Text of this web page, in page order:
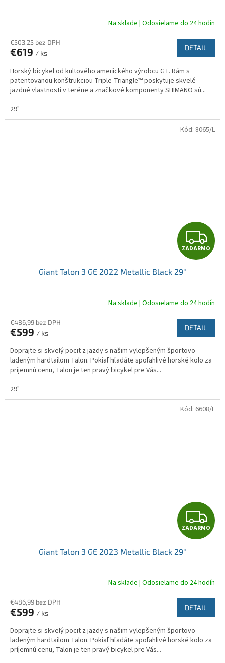
A
R
M
Na sklade | Odosielame do 24 hodín
€503,25 bez DPH
€619 / ks
DETAIL
Horský bicykel od kultového amerického výrobcu GT. Rám s
patentovanou konštrukciou Triple Triangle™ poskytuje skvelé
jazdné vlastnosti v teréne a značkové komponenty SHIMANO sú...
29"
Z
A
A
R
M
O
ZADARMO
Giant Talon 3 GE 2022 Metallic Black 29"
Na sklade | Odosielame do 24 hodín
€486,99 bez DPH
€599 / ks
DETAIL
Doprajte si skvelý pocit z jazdy s našim vylepšeným športovo
ladeným hardtailom Talon. Pokiaľ hľadáte spoľahlivé horské kolo za
príjemnú cenu, Talon je ten pravý bicykel pre Vás...
29"
Kód: 8065/L
Z
A
A
R
M
O
ZADARMO
Giant Talon 3 GE 2023 Metallic Black 29"
Na sklade | Odosielame do 24 hodín
€486,99 bez DPH
€599 / ks
DETAIL
Doprajte si skvelý pocit z jazdy s našim vylepšeným športovo
ladeným hardtailom Talon. Pokiaľ hľadáte spoľahlivé horské kolo za
príjemnú cenu, Talon je ten pravý bicykel pre Vás...
Kód: 6608/L